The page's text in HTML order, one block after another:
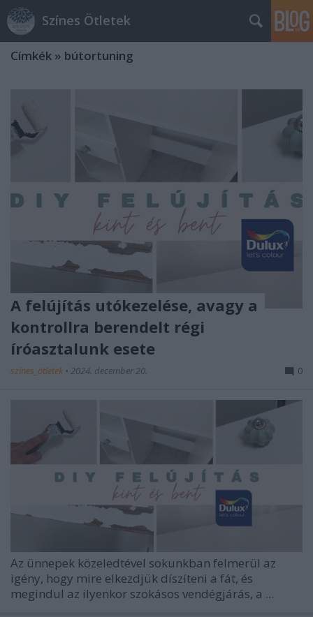
Színes Ötletek
Címkék » bútortuning
A felújítás utókezelése, avagy a
kontrollra berendelt régi
íróasztalunk esete
színes_ötletek • 2024. december 20. 0
Az ünnepek közeledtével sokunkban felmerül az
igény, hogy mire elkezdjük díszíteni a fát, és
megindul az ilyenkor szokásos vendégjárás, a ...